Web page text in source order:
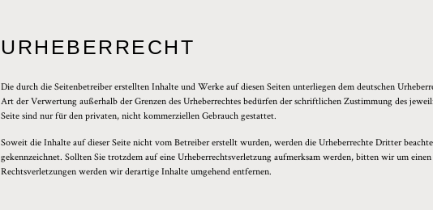
URHEBERRECHT
Die durch die Seitenbetreiber erstellten Inhalte und Werke auf diesen Seiten unterliegen dem deutschen
Art der Verwertung außerhalb der Grenzen des Urheberrechtes bedürfen der schriftlichen Zustimmung des
Seite sind nur für den privaten, nicht kommerziellen Gebrauch gestattet.
Soweit die Inhalte auf dieser Seite nicht vom Betreiber erstellt wurden, werden die Urheberrechte Dritter
gekennzeichnet. Sollten Sie trotzdem auf eine Urheberrechtsverletzung aufmerksam werden, bitten wir um
Rechtsverletzungen werden wir derartige Inhalte umgehend entfernen.